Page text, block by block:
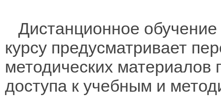
Дистанционное
курсу предусматривает
методических материалов
доступа к учебным и